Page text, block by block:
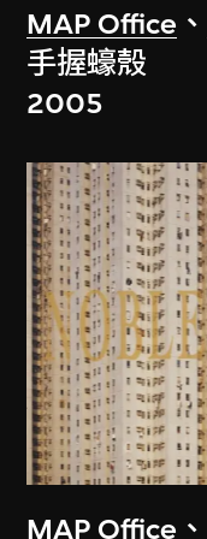
MAP Office 、
手握蠔殼
2005
MAP Office 、